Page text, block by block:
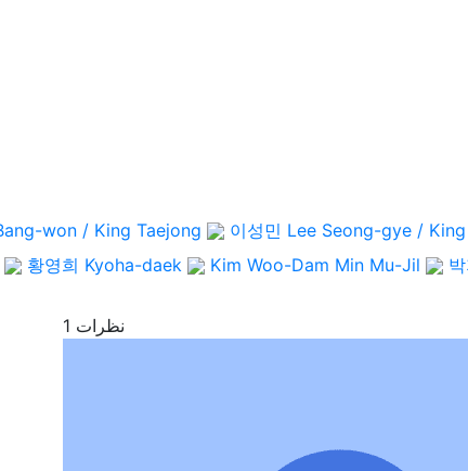
won / King Taejong 이성민 Lee Seong-gye /
황영희 Kyoha-daek Kim Woo-Dam Min Mu-Jil
1 نظرات